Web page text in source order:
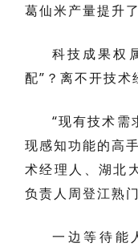
葛仙米产量提升
科技成果权
配”？离不开技术
“现有技术需
现感知功能的高
术经理人、湖北
负责人周登江熟
一边等待能